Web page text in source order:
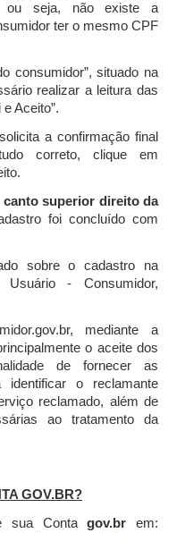
seja, não existe a
ter o mesmo CPF
consumidor”, situado na
realizar a leitura das
Aceito”.
a confirmação final
correto, clique em
canto superior direito da
foi concluído com
sobre o cadastro na
- Consumidor,
mediante a
o aceite dos
de fornecer as
identificar o reclamante
reclamado, além de
ao tratamento da
GOV.BR?
sua Contagov.br em: